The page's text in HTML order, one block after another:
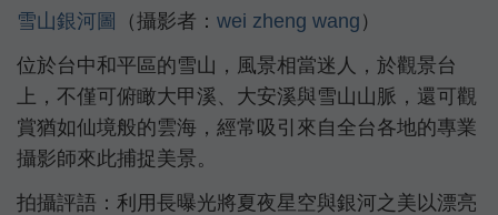
雪山銀河圖 （攝影者： wei zheng wang ）
位於台中和平區的雪山，風景相當迷人，於觀景台
上，不僅可俯瞰大甲溪、大安溪與雪山山脈，還可觀
賞猶如仙境般的雲海，經常吸引來自全台各地的專業
攝影師來此捕捉美景。
拍攝評語：利用長曝光將夏夜星空與銀河之美以漂亮